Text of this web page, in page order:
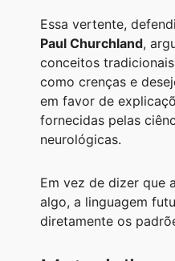
Essa vertente,
Paul Churchland,
conceitos
como crenças e
em favor de
fornecidas pelas
neurológicas.
Em vez de dizer que
algo, a linguagem
diretamente os